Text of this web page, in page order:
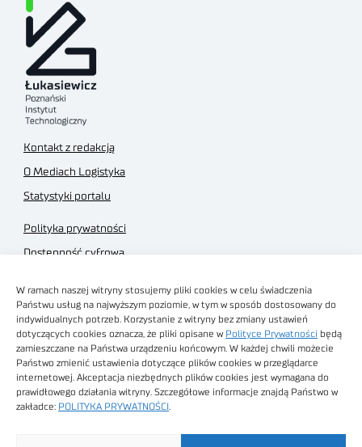
W ramach naszej witryny stosujemy pliki cookies w celu świadczenia
Państwu usług na najwyższym poziomie, w tym w sposób dostosowany do
indywidualnych potrzeb. Korzystanie z witryny bez zmiany ustawień
dotyczących cookies oznacza, że pliki opisane w Polityce Prywatności będą
zamieszczane na Państwa urządzeniu końcowym. W każdej chwili możecie
Państwo zmienić ustawienia dotyczące plików cookies w przeglądarce
internetowej. Akceptacja niezbędnych plików cookies jest wymagana do
prawidłowego działania witryny. Szczegółowe informacje znajdą Państwo w
zakładce: POLITYKA PRYWATNOŚCI
Kontakt z redakcją
O Mediach Logistyka
Statystyki portalu
Polityka prywatności
Dostępność cyfrowa
Regulamin sklepu
Obrazy stockowe
autorstwa